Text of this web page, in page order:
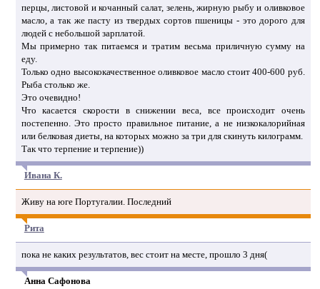
перцы, листовой и кочанный салат, зелень, жирную рыбу и оливковое
масло, а так же пасту из твердых сортов пшеницы - это дорого для
людей с небольшой зарплатой.
Мы примерно так питаемся и тратим весьма приличную сумму на
еду.
Только одно высококачественное оливковое масло стоит 400-600 руб.
Рыба столько же.
Это очевидно!
Что касается скорости в снижении веса, все происходит очень
постепенно. Это просто правильное питание, а не низкокалорийная
или белковая диеты, на которых можно за три для скинуть килограмм.
Так что терпение и терпение))
Ивана К.
Живу на юге Португалии. Последний
Рита
пока не каких результатов, вес стоит на месте, прошло 3 дня(
Анна Сафонова